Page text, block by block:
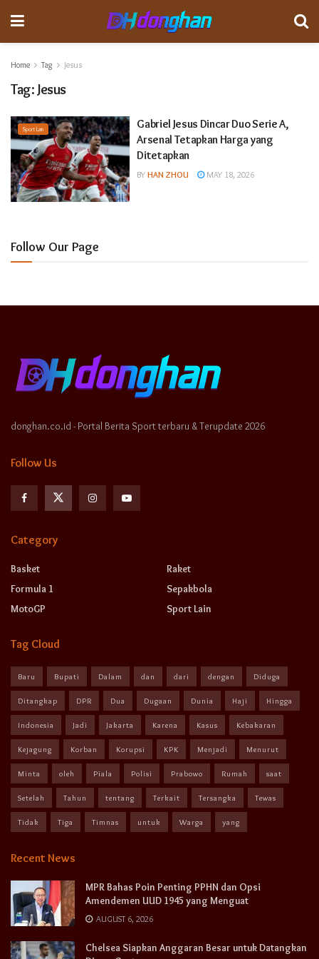
Home Tag Jesus
Tag: Jesus
Sport Lain
Gabriel Jesus Dincar Duo Serie A,
Arsenal Tetapkan Harga yang
Ditetapkan
BY HAN ZHOU MAY 18, 2026
Follow Our Page
donghan.co.id - Portal Berita Sport terbaru & Terupdate 2026
Follow Us
Category
Basket
Formula 1
MotoGP
Raket
Sepakbola
Sport Lain
Tag Cloud
Baru Bupati Dalam dan dari dengan Diduga
Ditangkap DPR Dua Dugaan Dunia Haji Hingga
Indonesia Jadi Jakarta Karena Kasus Kebakaran
Kejagung Korban Korupsi KPK Menjadi Menurut
Minta oleh Piala Polisi Prabowo Rumah saat
Setelah Tahun tentang Terkait Tersangka Tewas
Tidak Tiga Timnas untuk Warga yang
Recent News
MPR Bahas Poin Penting PPHN dan Opsi
Amendemen UUD 1945 yang Menguat
AUGUST 6, 2026
Chelsea Siapkan Anggaran Besar untuk Datangkan